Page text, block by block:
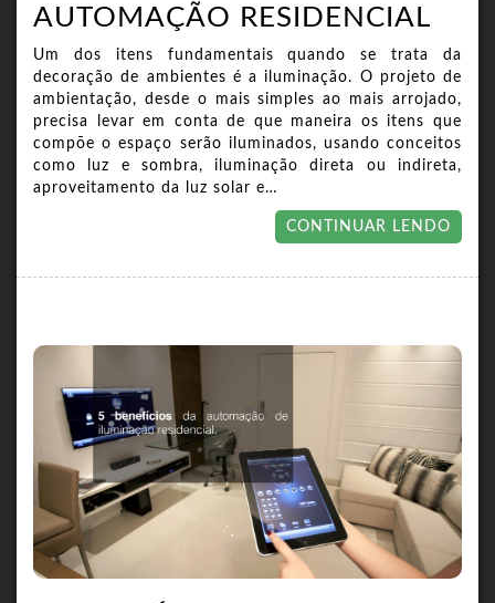
AUTOMAÇÃO RESIDENCIAL
Um dos itens fundamentais quando se trata da
decoração de ambientes é a iluminação. O projeto de
ambientação, desde o mais simples ao mais arrojado,
precisa levar em conta de que maneira os itens que
compõe o espaço serão iluminados, usando conceitos
como luz e sombra, iluminação direta ou indireta,
aproveitamento da luz solar e…
CONTINUAR LENDO